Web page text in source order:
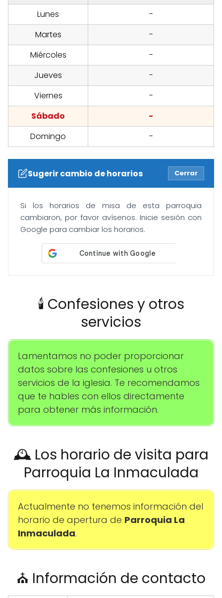
Lunes
-
Martes
-
Miércoles
-
Jueves
-
Viernes
-
Sábado
-
Domingo
-
Sugerir cambio de horarios Cerrar
Si los horarios de misa de esta parroquia
cambiaron, por favor avísenos. Inicie sesión con
Google para cambiar los horarios.
🕯️ Confesiones y otros
servicios
Lamentamos no poder proporcionar
datos sobre las confesiones u otros
servicios de la iglesia. Te recomendamos
que te hables con ellos directamente
para obtener más información.
🕰️ Los horario de visita para
Parroquia La Inmaculada
Actualmente no tenemos información del
horario de apertura de Parroquia La
Inmaculada.
⛪ Información de contacto